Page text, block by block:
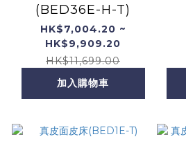
(BED36E-H-T)
HK$7,004.20 ~
HK$9,909.20
HK$11,699.00
加入購物車